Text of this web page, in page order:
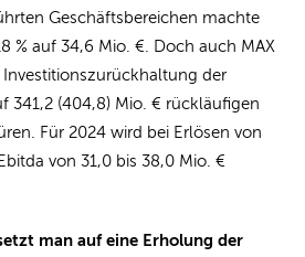
Geschäftsbereichen machte
% auf 34,6 Mio. €. Doch auch MAX
der
341,2 (404,8) Mio. € rückläufigen
Für 2024 wird bei Erlösen von
von 31,0 bis 38,0 Mio. €
man auf eine Erholung der